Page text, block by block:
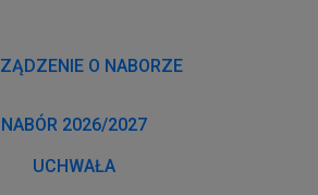
O NABORZE
NABÓR 2026/2027
UCHWAŁA